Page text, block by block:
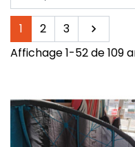
1 2 3 Suivant

Affichage 1-52 de 109